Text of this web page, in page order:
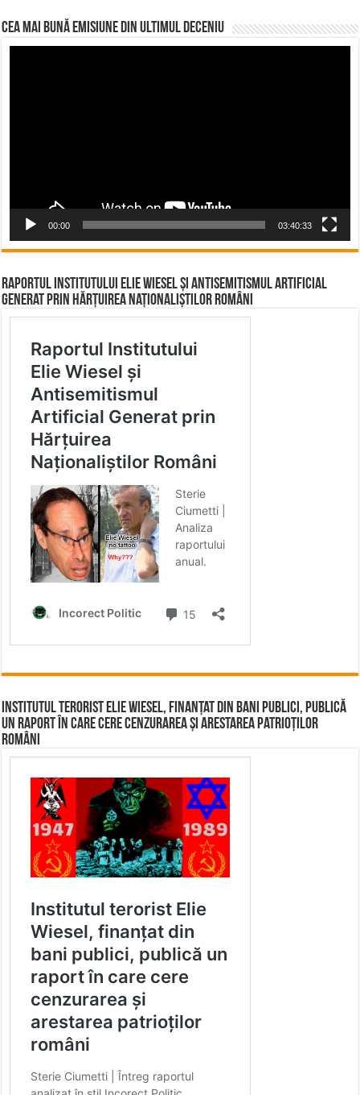
CEA MAI BUNĂ EMISIUNE DIN ULTIMUL DECENIU
00:00 03:40:33
Raportul Institutului Elie Wiesel și Antisemitismul Artificial
Generat prin Hărțuirea Naționaliștilor Români
Institutul terorist Elie Wiesel, finanțat din bani publici, publică
un raport în care cere cenzurarea și arestarea patrioților
români